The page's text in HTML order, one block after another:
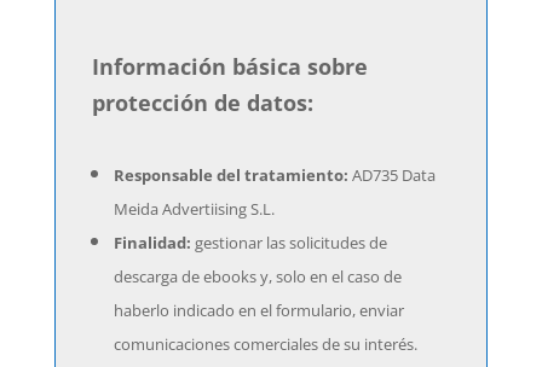
Información básica sobre
protección de datos:
Responsable del tratamiento: AD735 Data
Meida Advertiising S.L.
Finalidad: gestionar las solicitudes de
descarga de ebooks y, solo en el caso de
haberlo indicado en el formulario, enviar
comunicaciones comerciales de su interés.